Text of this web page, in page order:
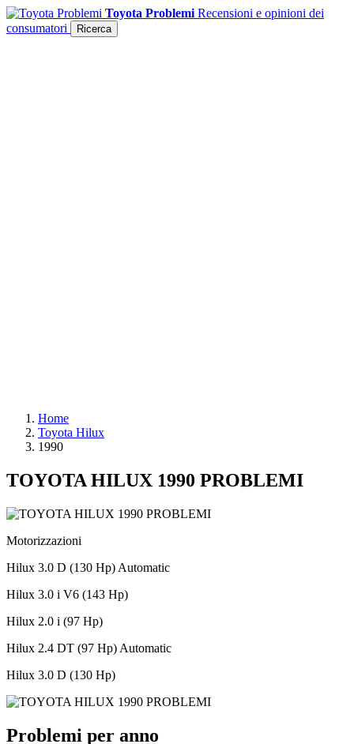
Toyota Problemi Recensioni e opinioni dei
consumatori
Ricerca
Home
Toyota Hilux
1990
TOYOTA HILUX 1990 PROBLEMI
Motorizzazioni
Hilux 3.0 D (130 Hp) Automatic
Hilux 3.0 i V6 (143 Hp)
Hilux 2.0 i (97 Hp)
Hilux 2.4 DT (97 Hp) Automatic
Hilux 3.0 D (130 Hp)
Problemi per anno